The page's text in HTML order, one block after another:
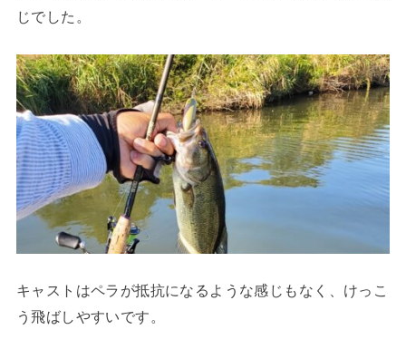
じでした。
キャストはペラが抵抗になるような感じもなく、けっこ
う飛ばしやすいです。